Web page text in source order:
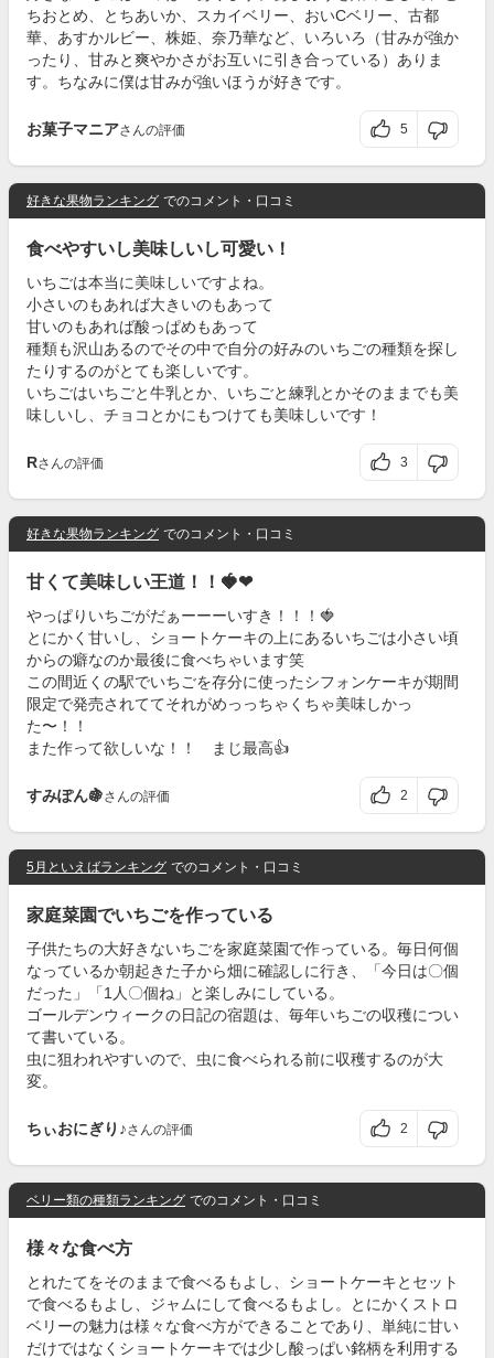
ちおとめ、とちあいか、スカイベリー、おいCベリー、古都
華、あすかルビー、株姫、奈乃華など、いろいろ（甘みが強か
ったり、甘みと爽やかさがお互いに引き合っている）ありま
す。ちなみに僕は甘みが強いほうが好きです。
お菓子マニアさんの評価 5
好きな果物ランキング でのコメント・口コミ
食べやすいし美味しいし可愛い！
いちごは本当に美味しいですよね。
小さいのもあれば大きいのもあって
甘いのもあれば酸っぱめもあって
種類も沢山あるのでその中で自分の好みのいちごの種類を探し
たりするのがとても楽しいです。
いちごはいちごと牛乳とか、いちごと練乳とかそのままでも美
味しいし、チョコとかにもつけても美味しいです！
Rさんの評価 3
好きな果物ランキング でのコメント・口コミ
甘くて美味しい王道！！🍓❤
やっぱりいちごがだぁーーーいすき！！！🍓
とにかく甘いし、ショートケーキの上にあるいちごは小さい頃
からの癖なのか最後に食べちゃいます笑
この間近くの駅でいちごを存分に使ったシフォンケーキが期間
限定で発売されててそれがめっっちゃくちゃ美味しかっ
た〜！！
また作って欲しいな！！ まじ最高👍️
すみぽん🍇さんの評価 2
5月といえばランキング でのコメント・口コミ
家庭菜園でいちごを作っている
子供たちの大好きないちごを家庭菜園で作っている。毎日何個
なっているか朝起きた子から畑に確認しに行き、「今日は〇個
だった」「1人〇個ね」と楽しみにしている。
ゴールデンウィークの日記の宿題は、毎年いちごの収穫につい
て書いている。
虫に狙われやすいので、虫に食べられる前に収穫するのが大
変。
ちぃおにぎり♪さんの評価 2
ベリー類の種類ランキング でのコメント・口コミ
様々な食べ方
とれたてをそのままで食べるもよし、ショートケーキとセット
で食べるもよし、ジャムにして食べるもよし。とにかくストロ
ベリーの魅力は様々な食べ方ができることであり、単純に甘い
だけではなくショートケーキでは少し酸っぱい銘柄を利用する